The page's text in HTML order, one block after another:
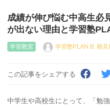
成績が伸び悩む中高生必
が出ない理由と学習塾
学習教室 学習塾PLAN B. 鶴見
この記事をシェアする
中学生や高校生にとって、「勉